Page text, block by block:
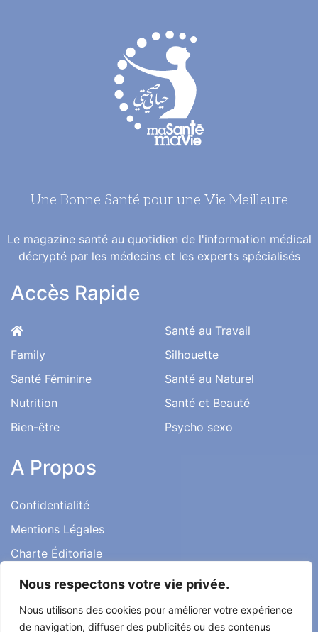
Nous respectons votre vie privée.
Nous utilisons des cookies pour améliorer votre expérience
de navigation, diffuser des publicités ou des contenus
Une Bonne Santé pour une Vie Meilleure
Le magazine santé au quotidien de l'information médical
décrypté par les médecins et les experts spécialisés
Accès Rapide
Family
Santé Féminine
Nutrition
Bien-être
Santé au Travail
Silhouette
Santé au Naturel
Santé et Beauté
Psycho sexo
A Propos
Confidentialité
Mentions Légales
Charte Éditoriale
Conditions d’utilisation
Témoignages